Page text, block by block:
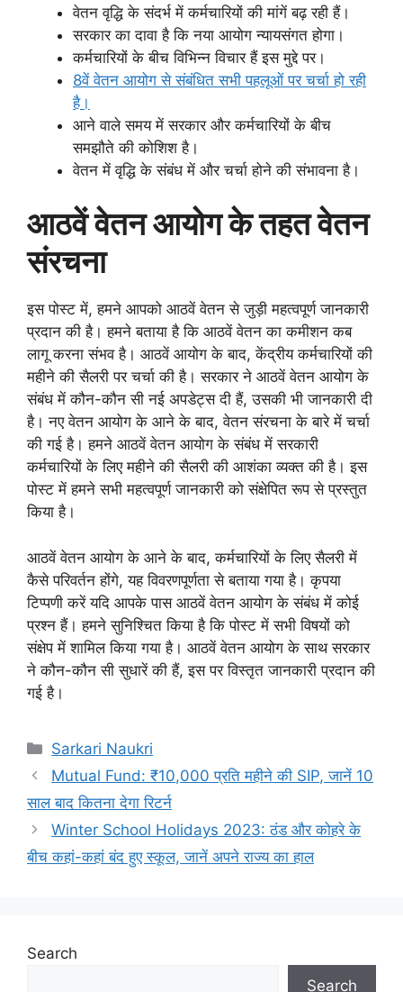
वेतन वृद्धि के संदर्भ में कर्मचारियों की मांगें बढ़ रही हैं।
सरकार का दावा है कि नया आयोग न्यायसंगत होगा।
कर्मचारियों के बीच विभिन्न विचार हैं इस मुद्दे पर।
8वें वेतन आयोग से संबंधित सभी पहलूओं पर चर्चा हो रही
है।
आने वाले समय में सरकार और कर्मचारियों के बीच
समझौते की कोशिश है।
वेतन में वृद्धि के संबंध में और चर्चा होने की संभावना है।
आठवें वेतन आयोग के तहत वेतन
संरचना
इस पोस्ट में, हमने आपको आठवें वेतन से जुड़ी महत्वपूर्ण जानकारी
प्रदान की है। हमने बताया है कि आठवें वेतन का कमीशन कब
लागू करना संभव है। आठवें आयोग के बाद, केंद्रीय कर्मचारियों की
महीने की सैलरी पर चर्चा की है। सरकार ने आठवें वेतन आयोग के
संबंध में कौन-कौन सी नई अपडेट्स दी हैं, उसकी भी जानकारी दी
है। नए वेतन आयोग के आने के बाद, वेतन संरचना के बारे में चर्चा
की गई है। हमने आठवें वेतन आयोग के संबंध में सरकारी
कर्मचारियों के लिए महीने की सैलरी की आशंका व्यक्त की है। इस
पोस्ट में हमने सभी महत्वपूर्ण जानकारी को संक्षेपित रूप से प्रस्तुत
किया है।
आठवें वेतन आयोग के आने के बाद, कर्मचारियों के लिए सैलरी में
कैसे परिवर्तन होंगे, यह विवरणपूर्णता से बताया गया है। कृपया
टिप्पणी करें यदि आपके पास आठवें वेतन आयोग के संबंध में कोई
प्रश्न हैं। हमने सुनिश्चित किया है कि पोस्ट में सभी विषयों को
संक्षेप में शामिल किया गया है। आठवें वेतन आयोग के साथ सरकार
ने कौन-कौन सी सुधारें की हैं, इस पर विस्तृत जानकारी प्रदान की
गई है।
Categories
Sarkari Naukri
Mutual Fund: ₹10,000 प्रति महीने की SIP, जानें 10
साल बाद कितना देगा रिटर्न
Winter School Holidays 2023: ठंड और कोहरे के
बीच कहां-कहां बंद हुए स्‍कूल, जानें अपने राज्‍य का हाल
Search
Search